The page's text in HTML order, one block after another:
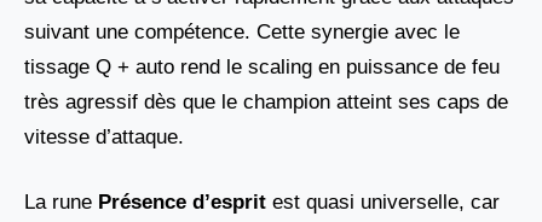
suivant une compétence. Cette synergie avec le
tissage Q + auto rend le scaling en puissance de feu
très agressif dès que le champion atteint ses caps de
vitesse d’attaque.
La rune Présence d’esprit est quasi universelle, car